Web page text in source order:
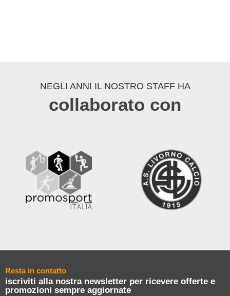
NEGLI ANNI IL NOSTRO STAFF HA
collaborato con
Resta in contatto
iscriviti alla nostra newsletter per ricevere offerte e
promozioni sempre aggiornate